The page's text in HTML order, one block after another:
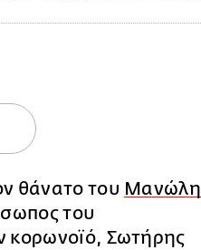
θάνατο του Μανώλη
του
κορωνοϊό, Σωτήρης